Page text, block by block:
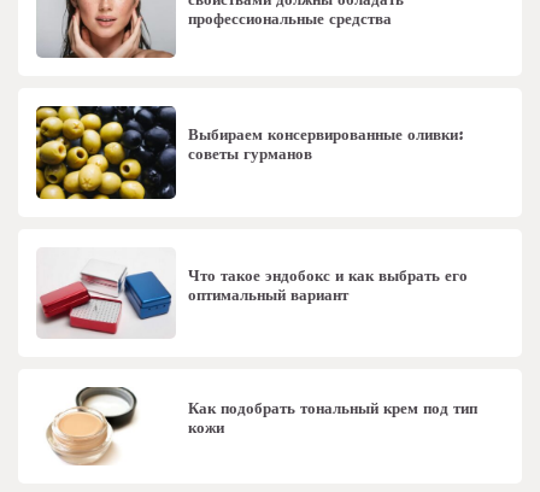
профессиональные средства
Выбираем консервированные оливки:
советы гурманов
Что такое эндобокс и как выбрать его
оптимальный вариант
Как подобрать тональный крем под тип
кожи